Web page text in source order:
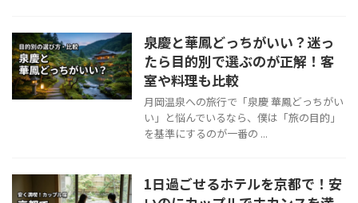
泉慶と華鳳どっちがいい？迷っ
たら目的別で選ぶのが正解！客
室や料理も比較
月岡温泉への旅行で「泉慶 華鳳どっちがい
い」と悩んでいるなら、僕は「旅の目的」
を基準にするのが一番の ...
1日過ごせるホテルを京都で！安